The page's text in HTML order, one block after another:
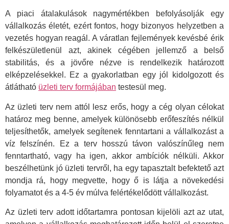
A piaci átalakulások nagymértékben befolyásolják egy
vállalkozás életét, ezért fontos, hogy bizonyos helyzetben a
vezetés hogyan reagál. A váratlan fejlemények kevésbé érik
felkészületlenül azt, akinek cégében jellemző a belső
stabilitás, és a jövőre nézve is rendelkezik határozott
elképzelésekkel. Ez a gyakorlatban egy jól kidolgozott és
átlátható üzleti terv formájában testesül meg.
Az üzleti terv nem attól lesz erős, hogy a cég olyan célokat
határoz meg benne, amelyek különösebb erőfeszítés nélkül
teljesíthetők, amelyek segítenek fenntartani a vállalkozást a
víz felszínén. Ez a terv hosszú távon valószínűleg nem
fenntartható, vagy ha igen, akkor ambíciók nélküli. Akkor
beszélhetünk jó üzleti tervről, ha egy tapasztalt befektető azt
mondja rá, hogy megvette, hogy ő is látja a növekedési
folyamatot és a 4-5 év múlva felértékelődött vállalkozást.
Az üzleti terv adott időtartamra pontosan kijelöli azt az utat,